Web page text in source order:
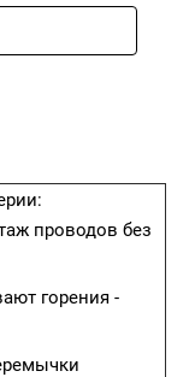
проводов без
горения -